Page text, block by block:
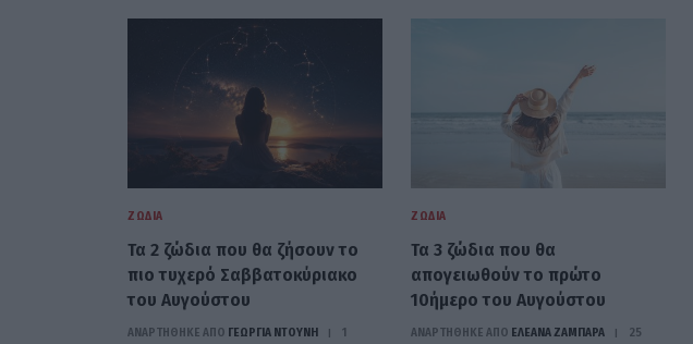
ΖΏΔΙΑ
Τα 2 ζώδια που θα ζήσουν το
πιο τυχερό Σαββατοκύριακο
του Αυγούστου
ΑΝΑΡΤΗΘΗΚΕ ΑΠΟ ΓΕΩΡΓΊΑ ΝΤΟΎΝΗ 1
ΖΏΔΙΑ
Τα 3 ζώδια που θα
απογειωθούν το πρώτο
10ήμερο του Αυγούστου
ΑΝΑΡΤΗΘΗΚΕ ΑΠΟ ΕΛΕΑΝΑ ΖΑΜΠΑΡΑ 25